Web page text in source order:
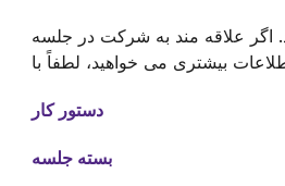
علاقه مند به شرکت در جلسه
دستور کار
بسته جلسه